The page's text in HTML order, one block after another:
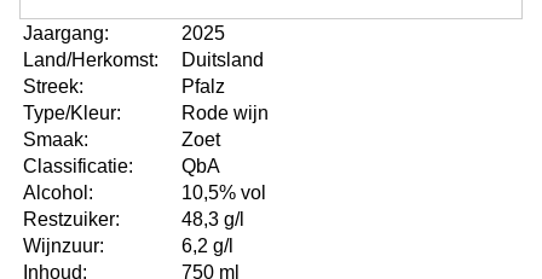
Jaargang:
2025
Land/Herkomst:
Duitsland
Streek:
Pfalz
Type/Kleur:
Rode wijn
Smaak:
Zoet
Classificatie:
QbA
Alcohol:
10,5% vol
Restzuiker:
48,3 g/l
Wijnzuur:
6,2 g/l
Inhoud:
750 ml